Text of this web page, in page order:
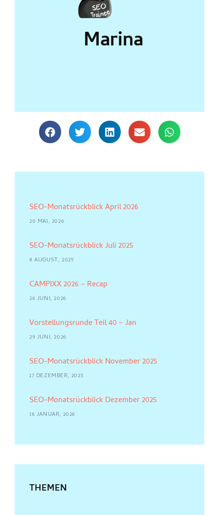
Marina
SEO-Monatsrückblick April 2026
20 MAI, 2026
SEO-Monatsrückblick Juli 2025
8 AUGUST, 2025
CAMPIXX 2026 – Recap
26 JUNI, 2026
Vorstellungsrunde Teil 40 – Jan
29 JUNI, 2026
SEO-Monatsrückblick November 2025
17 DEZEMBER, 2025
SEO-Monatsrückblick Dezember 2025
16 JANUAR, 2026
THEMEN